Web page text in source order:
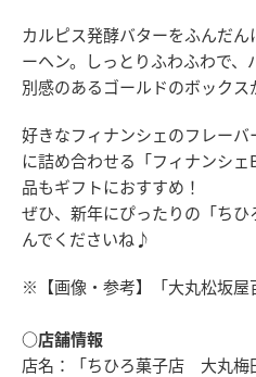
カルピス発酵バターをふんだ
ーヘン。しっとりふわふわで
別感のあるゴールドのボック
好きなフィナンシェのフレー
に詰め合わせる「フィナンシ
品もギフトにおすすめ！
ぜひ、新年にぴったりの「ち
んでくださいね♪
※【画像・参考】「大丸松坂屋
○店舗情報
店名：「ちひろ菓子店 大丸梅